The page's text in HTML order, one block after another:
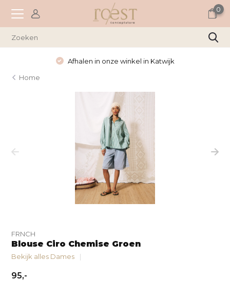
0
Afhalen in onze winkel in Katwijk
Home
FRNCH
Blouse Ciro Chemise Groen
Bekijk alles Dames
95,-